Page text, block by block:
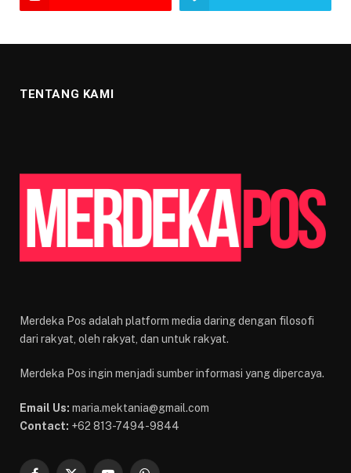
TENTANG KAMI
Merdeka Pos adalah platform media daring dengan filosofi
dari rakyat, oleh rakyat, dan untuk rakyat.
Merdeka Pos ingin menjadi sumber informasi yang dipercaya.
Email Us: maria.mektania@gmail.com
Contact: +62 813-7494-9844